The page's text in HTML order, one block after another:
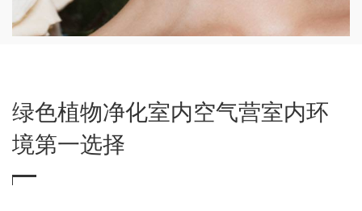
绿色植物净化室内空气营室内环
境第一选择